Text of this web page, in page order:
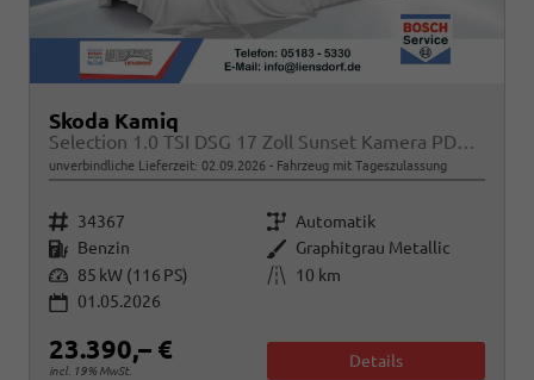
Skoda Kamiq
Selection 1.0 TSI DSG 17 Zoll Sunset Kamera PDC v+h
unverbindliche Lieferzeit: 02.09.2026 Fahrzeug mit Tageszulassung
Fahrzeugnr. 34367 Getriebe Automatik
Kraftstoff Benzin Außenfarbe Graphitgrau Metallic
Leistung 85 kW (116 PS) Kilometerstand
10 km
01.05.2026
23.390,– €
incl. 19% MwSt.
Details